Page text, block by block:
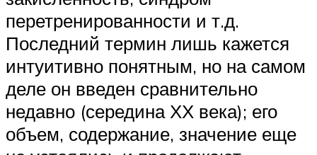
перетренированности и т.д.
Последний термин лишь кажется
интуитивно понятным, но на самом
деле он введен сравнительно
недавно (середина ХХ века); его
объем, содержание, значение еще